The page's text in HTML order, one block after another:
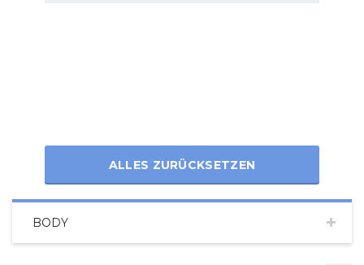
ALLES ZURÜCKSETZEN
BODY